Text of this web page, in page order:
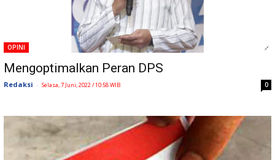
OPINI
Mengoptimalkan Peran DPS
Redaksi - Selasa, 7 Juni, 2022 / 10:58 WIB 0